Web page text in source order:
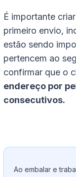
É importante
primeiro envio,
estão sendo
pertencem ao
confirmar que o
endereço por
consecutivos.
Ao embalar e